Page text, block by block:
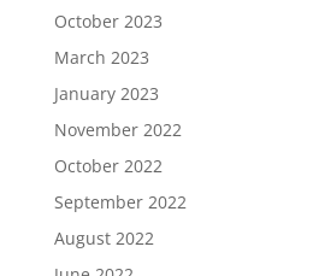
October 2023
March 2023
January 2023
November 2022
October 2022
September 2022
August 2022